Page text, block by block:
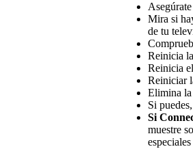
Mira si
de tu
Reinicia
Reinicia
Reiniciar
Elimina la
Si
Si
muestre